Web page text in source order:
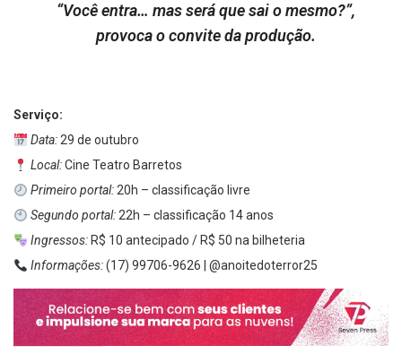
“Você entra… mas será que sai o mesmo?”,
provoca o convite da produção.
Serviço:
Data:29 de outubro
Local:Cine Teatro Barretos
Primeiro portal:20h – classificação livre
Segundo portal:22h – classificação 14 anos
Ingressos:R$ 10 antecipado / R$ 50 na bilheteria
Informações:(17) 99706-9626 | @‌anoitedoterror25